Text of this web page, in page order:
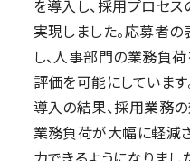
を導入し、採用プロセ
実現しました。応募者
し、人事部門の業務負
評価を可能にしています
導入の結果、採用業務
業務負荷が大幅に軽減